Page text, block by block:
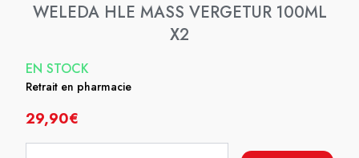
WELEDA HLE MASS VERGETUR 100ML
X2
EN STOCK
Retrait en pharmacie
29,90€